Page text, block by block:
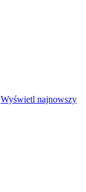
Wyświetl najnowszy